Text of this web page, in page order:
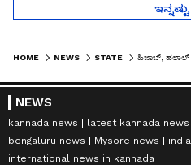
HOME NEWS STATE
NEWS
kannada news latest kannada news
bengaluru news
Mysore news
international news in kannada